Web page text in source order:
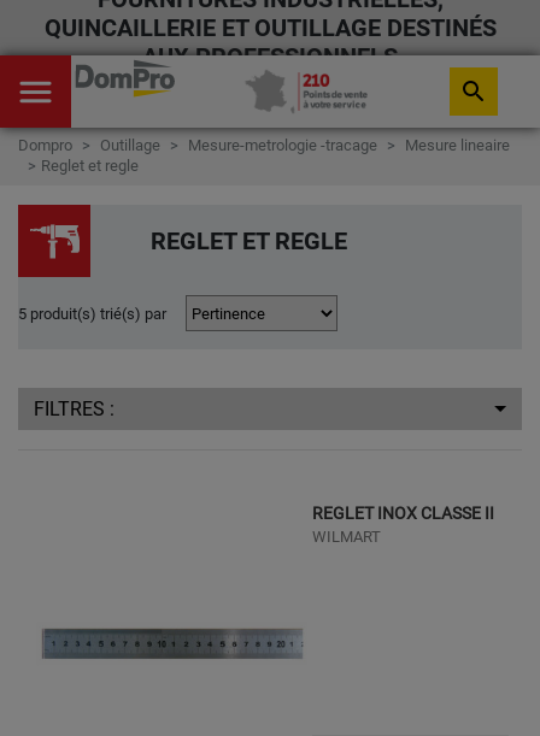
QUINCAILLERIE ET OUTILLAGE DESTINÉS
AUX PROFESSIONNELS
menu search
Dompro Outillage Mesure-metrologie -tracage
Mesure lineaire
Reglet et regle
REGLET ET REGLE
5 produit(s) trié(s) par
FILTRES :
REGLET INOX CLASSE II
WILMART